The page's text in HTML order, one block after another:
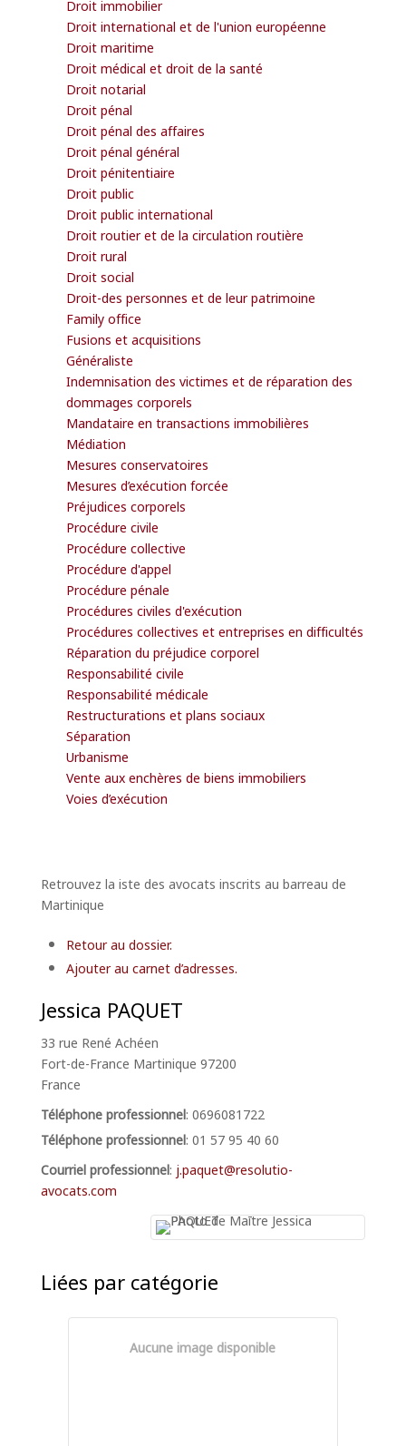
Droit immobilier
Droit international et de l'union européenne
Droit maritime
Droit médical et droit de la santé
Droit notarial
Droit pénal
Droit pénal des affaires
Droit pénal général
Droit pénitentiaire
Droit public
Droit public international
Droit routier et de la circulation routière
Droit rural
Droit social
Droit-des personnes et de leur patrimoine
Family office
Fusions et acquisitions
Généraliste
Indemnisation des victimes et de réparation des
dommages corporels
Mandataire en transactions immobilières
Médiation
Mesures conservatoires
Mesures d’exécution forcée
Préjudices corporels
Procédure civile
Procédure collective
Procédure d'appel
Procédure pénale
Procédures civiles d'exécution
Procédures collectives et entreprises en difficultés
Réparation du préjudice corporel
Responsabilité civile
Responsabilité médicale
Restructurations et plans sociaux
Séparation
Urbanisme
Vente aux enchères de biens immobiliers
Voies d’exécution
Retrouvez la iste des avocats inscrits au barreau de
Martinique
Retour au dossier.
Ajouter au carnet d’adresses.
Jessica PAQUET
33 rue René Achéen
Fort-de-France Martinique 97200
France
Téléphone professionnel: 0696081722
Téléphone professionnel: 01 57 95 40 60
Courriel professionnel: j.paquet@resolutio-
avocats.com
Liées par catégorie
Aucune image disponible